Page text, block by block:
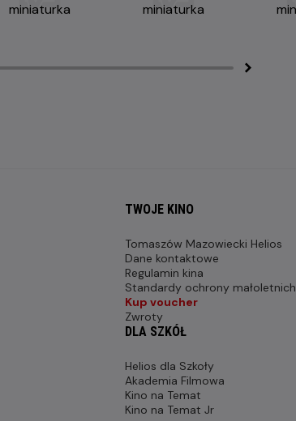
TWOJE KINO
Tomaszów Mazowiecki Helios
Dane kontaktowe
Regulamin kina
Standardy ochrony małoletnich
Kup voucher
Zwroty
DLA SZKÓŁ
Helios dla Szkoły
Akademia Filmowa
Kino na Temat
Kino na Temat Jr